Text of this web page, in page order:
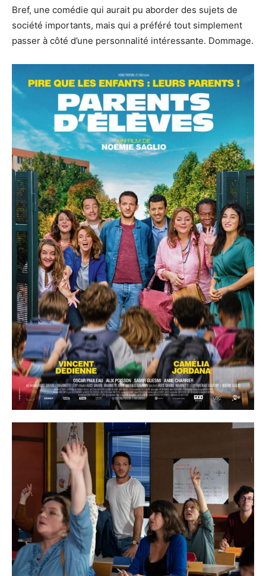
Bref, une comédie qui aurait pu aborder des sujets de
société importants, mais qui a préféré tout simplement
passer à côté d’une personnalité intéressante. Dommage.